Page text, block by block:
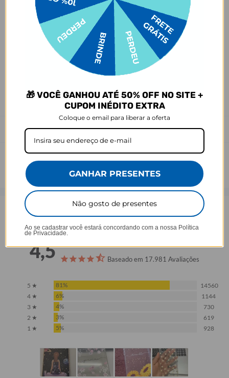
- Demais defeitos de fábrica: 3 meses.
Ei, atenção aí!
Antes de garantir seu acessório, dá uma conferida no modelo do
seu celular! Os modelos 5G geralmente têm telas maiores que as
outras versões, então certifique-se de que o seu escolhido vai
encaixar direitinho. Fique de olho e escolha certinho para tudo
combinar com seu smartphone! 😎📱
*Imagens meramente ilustrativas, o produto final pode sofrer uma
leve variação de cor/tonalidade.
Prazo de Postagem
Opinião dos consumidores
4,5 Baseado em 17.981 Avaliações
5 ★ 81%
14560
4 ★
6%
1144
3 ★
4%
730
2 ★
3%
619
1 ★
5% 928
🎁 VOCÊ GANHOU ATÉ 50% OFF NO SITE +
CUPOM INÉDITO EXTRA
Coloque o email para liberar a oferta
GANHAR PRESENTES
Não gosto de presentes
Ao se cadastrar você estará concordando com a nossa Política
de Privacidade.